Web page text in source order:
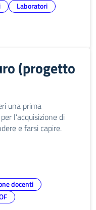
Laboratori
(progetto
una prima
l’acquisizione di
e farsi capire.
docenti